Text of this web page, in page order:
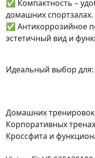
✅ Компактность –
домашних спортзалах.
✅ Антикоррозийное
эстетичный вид и
Идеальный выбор для:
Домашних тренировок
Корпоративных
Кроссфита и